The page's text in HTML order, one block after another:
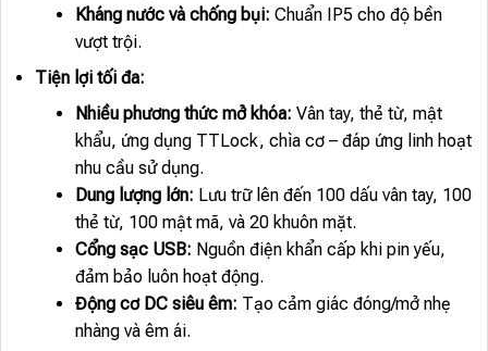
Kháng nước và chống bụi: Chuẩn IP5 cho độ bền
vượt trội.
Tiện lợi tối đa:
Nhiều phương thức mở khóa: Vân tay, thẻ từ, mật
khẩu, ứng dụng TTLock, chìa cơ – đáp ứng linh hoạt
nhu cầu sử dụng.
Dung lượng lớn: Lưu trữ lên đến 100 dấu vân tay, 100
thẻ từ, 100 mật mã, và 20 khuôn mặt.
Cổng sạc USB: Nguồn điện khẩn cấp khi pin yếu,
đảm bảo luôn hoạt động.
Động cơ DC siêu êm: Tạo cảm giác đóng/mở nhẹ
nhàng và êm ái.